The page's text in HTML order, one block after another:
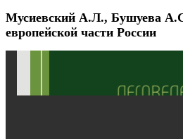
Мусиевский А.Л., Бушуева
европейской части России